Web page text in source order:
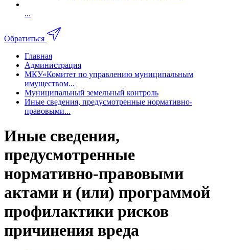
...
Обратиться
Главная
Администрация
МКУ«Комитет по управлению муниципальным
имуществом...
Муниципальный земельный контроль
Иные сведения, предусмотренные нормативно-
правовыми...
Иные сведения,
предусмотренные
нормативно-правовыми
актами и (или) программой
профилактики рисков
причинения вреда